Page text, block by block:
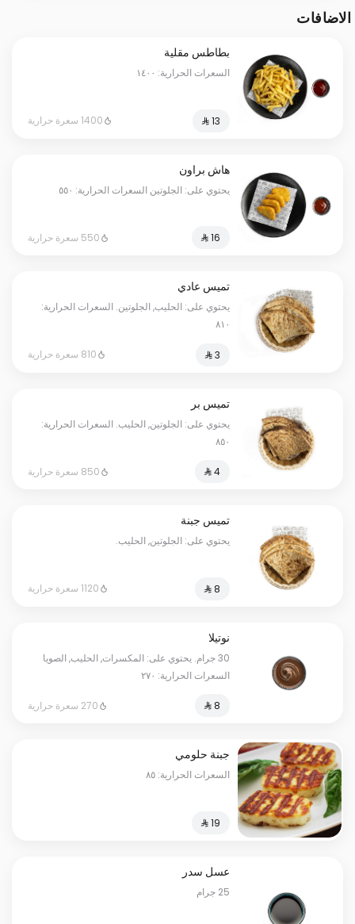
الاضافات
بطاطس مقلية
السعرات الحرارية: ١٤٠٠
1400 سعرة حرارية
هاش براون
يحتوي على: الجلوتين السعرات الحرارية: ٥٥٠
550 سعرة حرارية
تميس عادي
يحتوي على: الحليب, الجلوتين. السعرات الحرارية:
٨١٠
810 سعرة حرارية
تميس بر
يحتوي على: الجلوتين, الحليب. السعرات الحرارية:
٨٥٠
⁨⁦‪‬ 4⁩ 850 سعرة حرارية
تميس جبنة
يحتوي على: الجلوتين, الحليب.
1120 سعرة حرارية
نوتيلا
30 جرام. يحتوي على: المكسرات, الحليب, الصويا
السعرات الحرارية: ٢٧٠
270 سعرة حرارية
جبنة حلومي
السعرات الحرارية: ٨٥
عسل سدر
25 جرام